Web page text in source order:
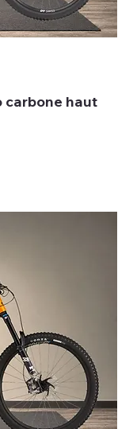
carbone haut